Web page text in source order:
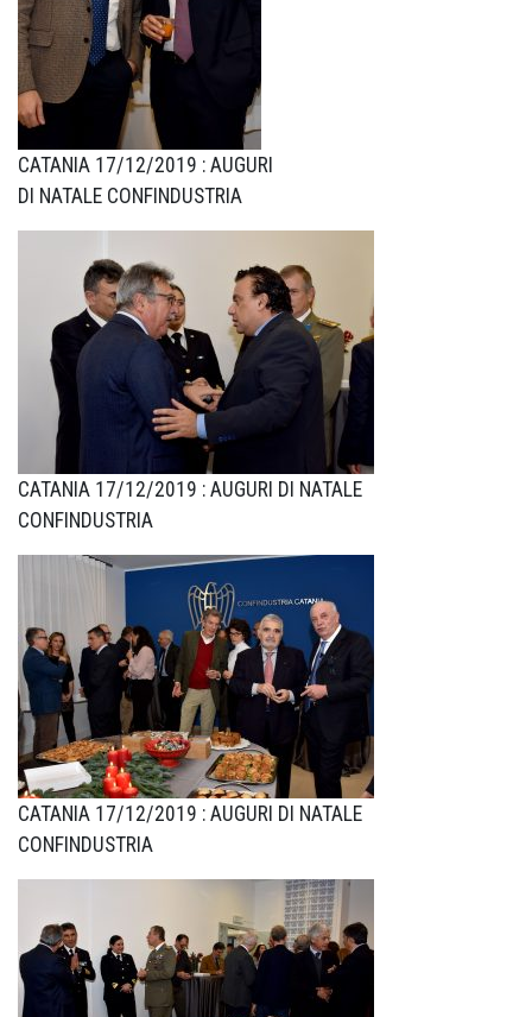
CATANIA 17/12/2019 : AUGURI
DI NATALE CONFINDUSTRIA
CATANIA 17/12/2019 : AUGURI DI NATALE
CONFINDUSTRIA
CATANIA 17/12/2019 : AUGURI DI NATALE
CONFINDUSTRIA